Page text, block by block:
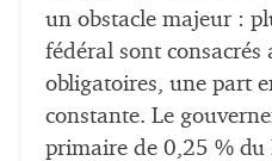
un obstacle majeur :
fédéral sont consacrés
obligatoires, une part
constante. Le
primaire de 0,25 % du